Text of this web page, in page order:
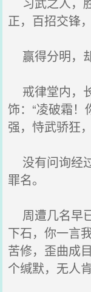
正，百招交锋
赢得分明，
戒律堂内，
饰：“凌破霜
强，恃武骄狂
没有问询经
罪名。
周遭几名早
下石，你一言
苦修，歪曲成
个缄默，无人